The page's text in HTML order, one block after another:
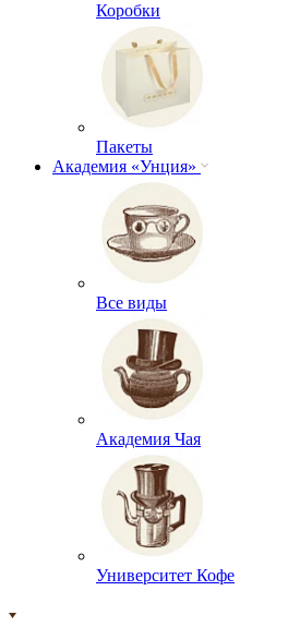
Коробки
Пакеты
Академия «Унция»
Все виды
Академия Чая
Университет Кофе